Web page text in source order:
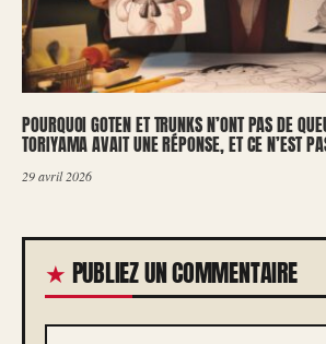
POURQUOI GOTEN ET TRUNKS N’ONT PAS DE
TORIYAMA AVAIT UNE RÉPONSE, ET CE N’EST
29 avril 2026
PUBLIEZ UN COMMENTAIRE
COMMENTAIRE